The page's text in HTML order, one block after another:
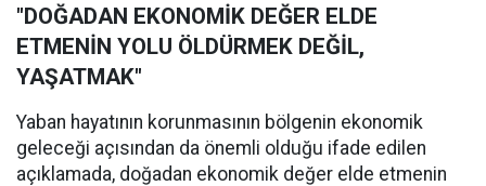
"DOĞADAN EKONOMİK DEĞER ELDE
ETMENİN YOLU ÖLDÜRMEK DEĞİL,
YAŞATMAK"
Yaban hayatının korunmasının bölgenin ekonomik
geleceği açısından da önemli olduğu ifade edilen
açıklamada, doğadan ekonomik değer elde etmenin